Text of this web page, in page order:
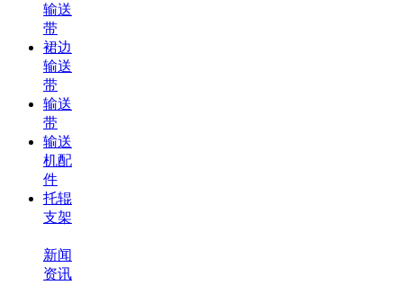
输送
带
裙边
输送
带
输送
带
输送
机配
件
托辊
支架
新闻
资讯